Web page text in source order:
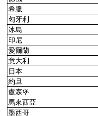
希臘
匈牙利
冰島
印尼
愛爾蘭
意大利
日本
約旦
盧森堡
馬來西亞
墨西哥